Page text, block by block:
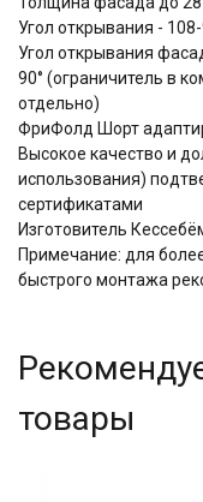
Угол открывания - 108-
Угол открывания
90° (ограничитель в
отдельно)
ФриФолд Шорт
Высокое качество и
использования)
сертификатами
Изготовитель
Примечание: для
быстрого монтажа
товары